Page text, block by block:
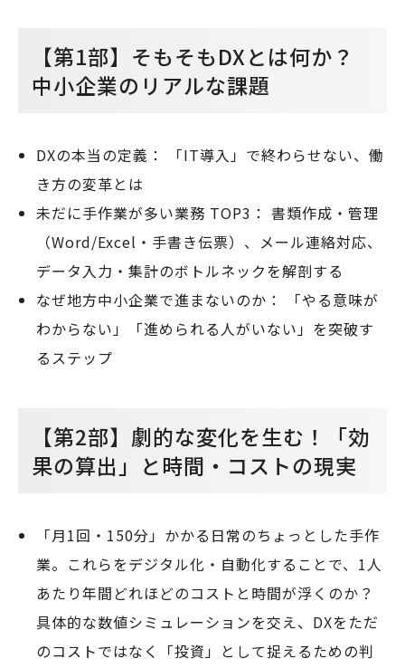
【第1部】そもそもDXとは何か？
中小企業のリアルな課題
DXの本当の定義： 「IT導入」で終わらせない、働
き方の変革とは
未だに手作業が多い業務 TOP3： 書類作成・管理
（Word/Excel・手書き伝票）、メール連絡対応、
データ入力・集計のボトルネックを解剖する
なぜ地方中小企業で進まないのか： 「やる意味が
わからない」「進められる人がいない」を突破す
るステップ
【第2部】劇的な変化を生む！「効
果の算出」と時間・コストの現実
「月1回・150分」かかる日常のちょっとした手作
業。これらをデジタル化・自動化することで、1人
あたり年間どれほどのコストと時間が浮くのか？
具体的な数値シミュレーションを交え、DXをただ
のコストではなく「投資」として捉えるための判